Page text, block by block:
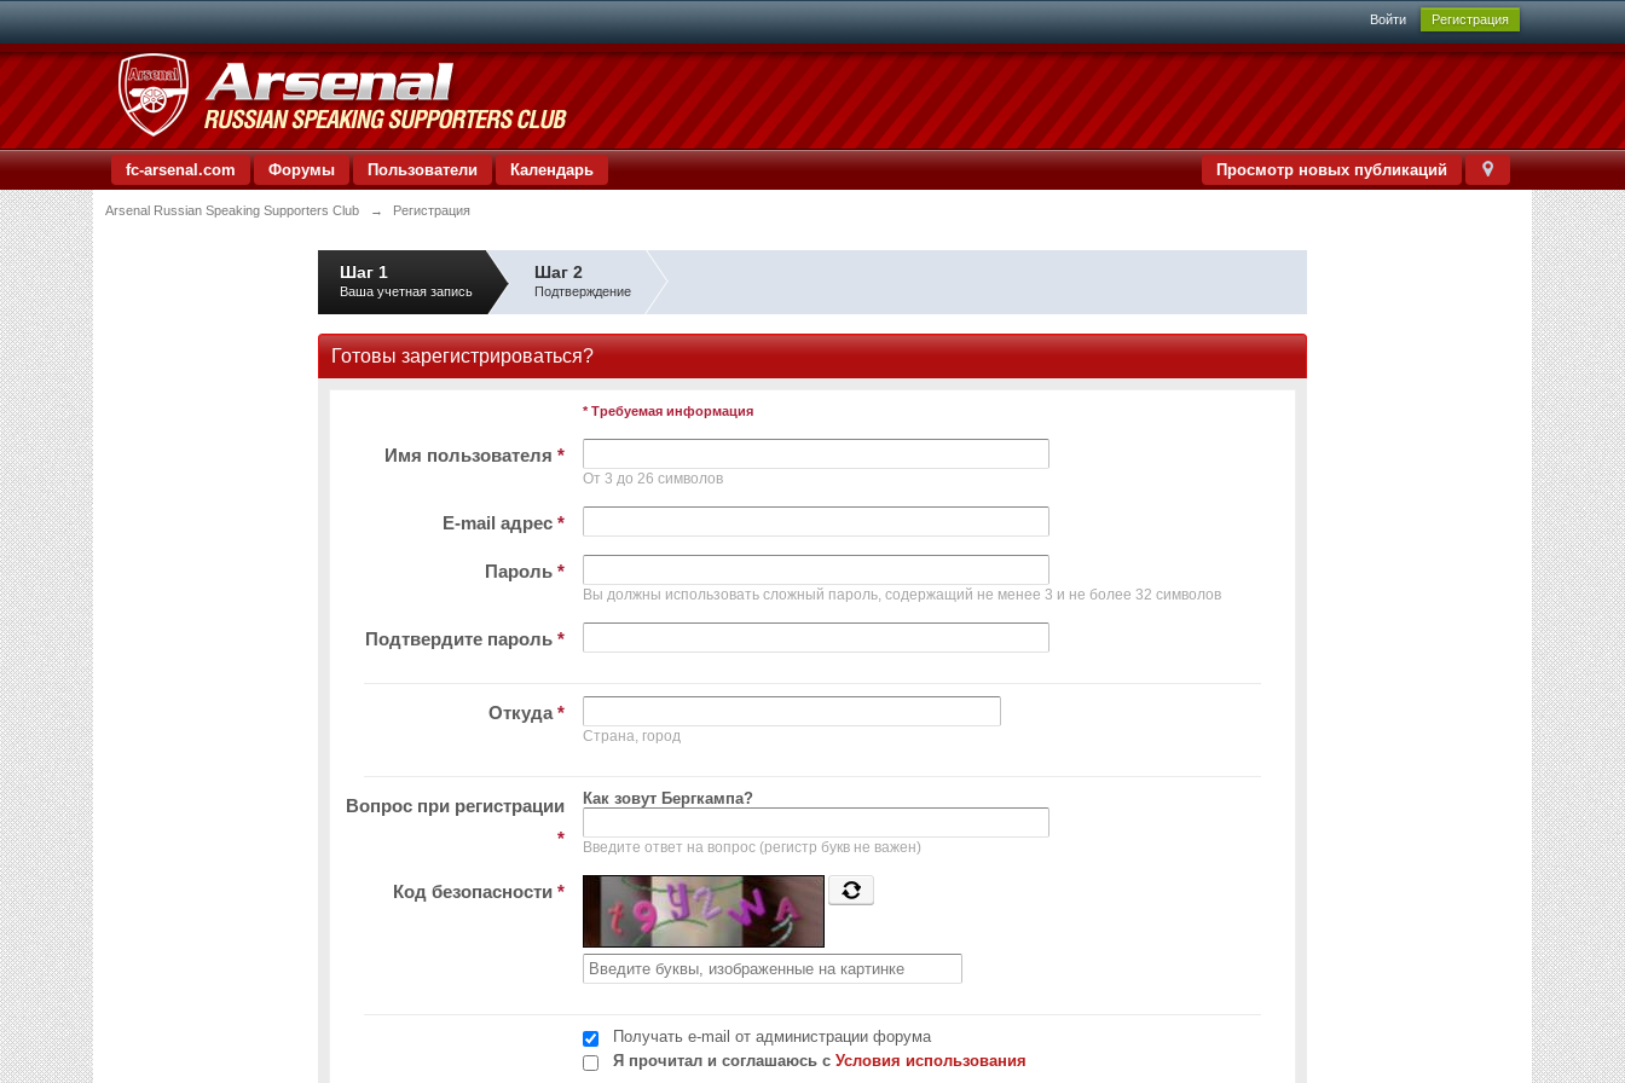
Войти Регистрация
Просмотр новых публикаций
fc-arsenal.com Форумы Пользователи Календарь
Arsenal Russian Speaking Supporters Club → Регистрация
Шаг 1
Ваша учетная запись
Шаг 2
Подтверждение
Готовы зарегистрироваться?
* Требуемая информация
Имя пользователя *
От 3 до 26 символов
E-mail адрес *
Пароль *
Вы должны использовать сложный пароль, содержащий не менее 3 и не более 32 символов
Подтвердите пароль *
Откуда*
Страна, город
Вопрос при регистрации
*
Как зовут Бергкампа?
Введите ответ на вопрос (регистр букв не важен)
Код безопасности *
Получать e-mail от администрации форума
Я прочитал и соглашаюсь с Условия использования